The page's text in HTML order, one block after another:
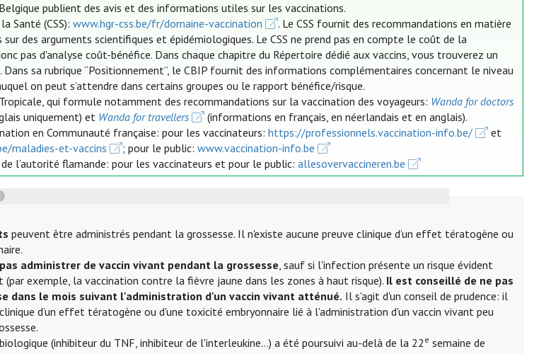
publient des avis et des informations utiles sur les vaccinations.
Santé (CSS):www.hgr-css.be/fr/domaine-vaccination
. Le CSS fournit des recommandations en matière
des arguments scientifiques et épidémiologiques. Le CSS ne prend pas en compte le coût de la
pas d'analyse coût-bénéfice. Dans chaque chapitre du Répertoire dédié aux vaccins, vous trouverez un
Dans sa rubrique “Positionnement”, le CBIP fournit des informations complémentaires concernant le niveau
on peut s’attendre dans certains groupes ou le rapport bénéfice/risque.
qui formule notamment des recommandations sur la vaccination des voyageurs: Wanda for doctors
uniquement) et Wanda for travellers
(informations en français, en néerlandais et en anglais).
en Communauté française: pour les vaccinateurs:https://professionnels.vaccination-info.be/
et
maladies-et-vaccins
; pour le public:www.vaccination-info.be
de l’autorité flamande: pour les vaccinateurs et pour le public:allesovervaccineren.be
peuvent être administrés pendant la grossesse. Il n'existe aucune preuve clinique d’un effet tératogène ou
pas administrer de vaccin vivant pendant la grossesse, sauf si l'infection présente un risque évident
exemple, la vaccination contre la fièvre jaune dans les zones à haut risque). Il est conseillé de ne pas
dans le mois suivant l'administration d'un vaccin vivant atténué. Il s'agit d'un conseil de prudence: il
d’un effet tératogène ou d'une toxicité embryonnaire lié à l'administration d'un vaccin vivant peu
(inhibiteur du TNF, inhibiteur de l'interleukine...) a été poursuivi au-delà de la 22 e semaine de